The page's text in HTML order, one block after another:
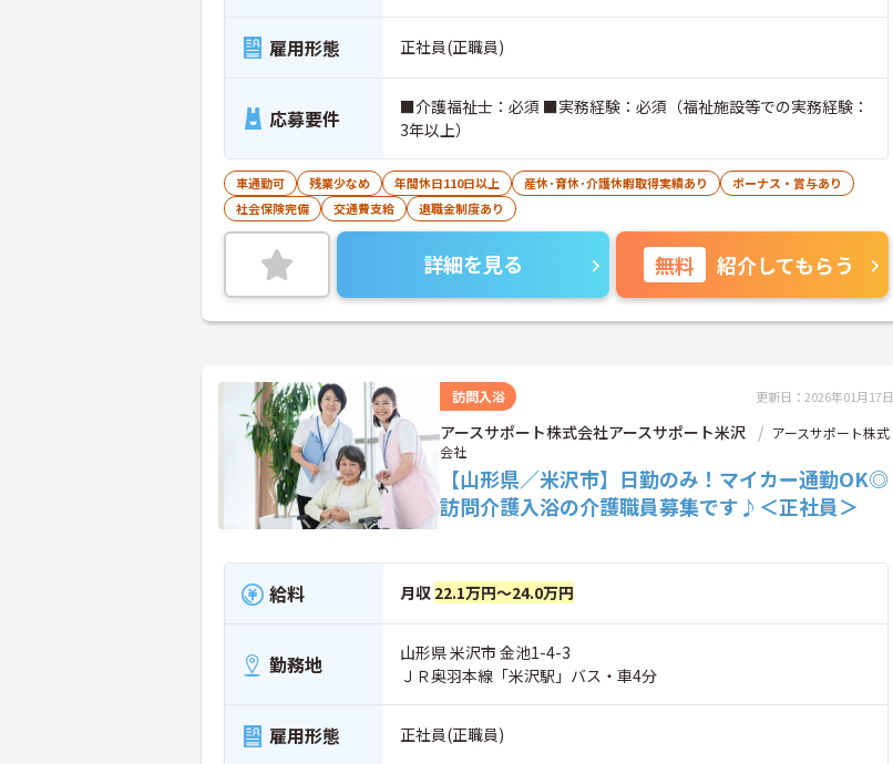
雇用形態 正社員(正職員)
応募要件
■介護福祉士：必須 ■実務経験：必須（福祉施設等での実務経験：
3年以上）
車通勤可 残業少なめ 年間休日110日以上 産休･育休･介護休暇取得実績あり
ボーナス・賞与あり
社会保険完備
交通費支給 退職金制度あり
詳細を見る 無料 紹介してもらう
訪問入浴 更新日：2026年01月17日
アースサポート株式会社アースサポート米沢
アースサポート株式
会社
【山形県／米沢市】日勤のみ！マイカー通勤OK◎
訪問介護入浴の介護職員募集です♪＜正社員＞
給料 月収 22.1万円～24.0万円
勤務地
山形県 米沢市 金池1-4-3
ＪＲ奥羽本線「米沢駅」バス・車4分
雇用形態 正社員(正職員)